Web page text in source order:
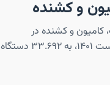
کامیونت، کامیون و کشنده در
کشورمان با رُشد ۱۰ درصدی نسبت به ۱۱ ماه نخست ۱۴۰۱، به ۳۳.۶۹۲ دستگاه